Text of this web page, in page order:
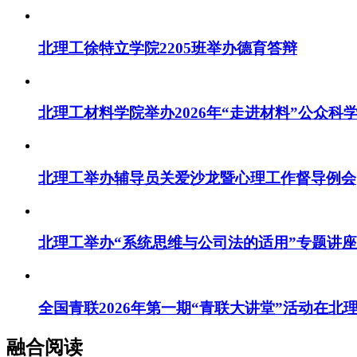
北理工徐特立学院2205班举办德育答辩
北理工材料学院举办2026年“走进材料”公众科
北理工举办辅导员关爱沙龙暨心理工作督导例会
北理工举办“系统思维与公司法的适用”专题讲座
全国青联2026年第一期“青联大讲堂”活动在北
融合阅读